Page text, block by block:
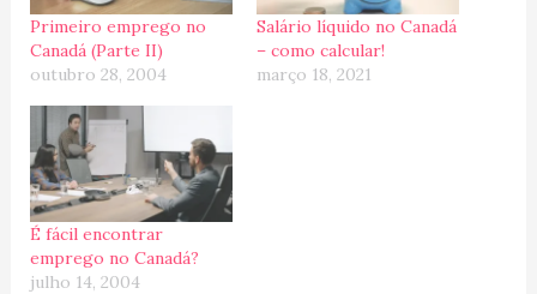
Primeiro emprego no
Canadá (Parte II)
outubro 28, 2004
Salário líquido no Canadá
– como calcular!
março 18, 2021
É fácil encontrar
emprego no Canadá?
julho 14, 2004